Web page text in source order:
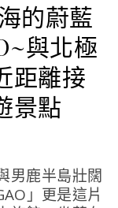
的蔚藍
與北極
距離接
景點
」更是這片